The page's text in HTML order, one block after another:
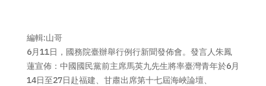
編輯:山哥
6月11日，國務院臺辦舉行例行新聞發佈會。發言人朱鳳
蓮宣佈：中國國民黨前主席馬英九先生將率臺灣青年於6月
14日至27日赴福建、甘肅出席第十七屆海峽論壇、